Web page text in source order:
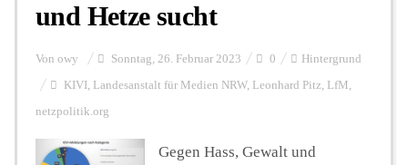
und Hetze sucht
Von owy Sonntag, 26. Februar 2023 0 Hintergrund
KIVI, Landesanstalt für Medien NRW, Leonhard Pitz, LfM,
netzpolitik.org
Gegen Hass, Gewalt und